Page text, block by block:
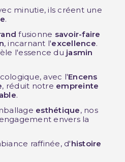
minutie, ils créent une
.
fusionne savoir-faire
, incarnant l'excellence.
l'essence du jasmin
avec l'Encens
, réduit notre empreinte
.
esthétique, nos
envers la
raffinée, d'histoire